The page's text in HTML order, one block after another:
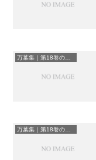
万葉集｜第18巻の和歌一覧
万葉集｜第18巻の和歌一覧